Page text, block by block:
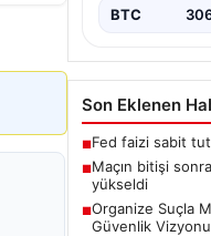
BTC
Son Eklenen
■Fed faizi sabit
■Maçın bitişi
yükseldi
■Organize Suçla
Güvenlik Vizyonu